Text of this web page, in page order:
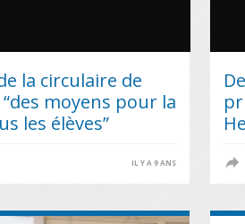
la circulaire de
moyens pour la
les élèves”
IL Y A 9 ANS